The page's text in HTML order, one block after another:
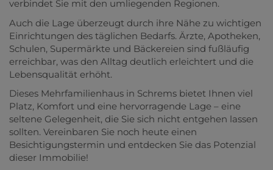
verbindet Sie mit den umliegenden Regionen.
Auch die Lage überzeugt durch ihre Nähe zu wichtigen
Einrichtungen des täglichen Bedarfs. Ärzte, Apotheken,
Schulen, Supermärkte und Bäckereien sind fußläufig
erreichbar, was den Alltag deutlich erleichtert und die
Lebensqualität erhöht.
Dieses Mehrfamilienhaus in Schrems bietet Ihnen viel
Platz, Komfort und eine hervorragende Lage – eine
seltene Gelegenheit, die Sie sich nicht entgehen lassen
sollten. Vereinbaren Sie noch heute einen
Besichtigungstermin und entdecken Sie das Potenzial
dieser Immobilie!